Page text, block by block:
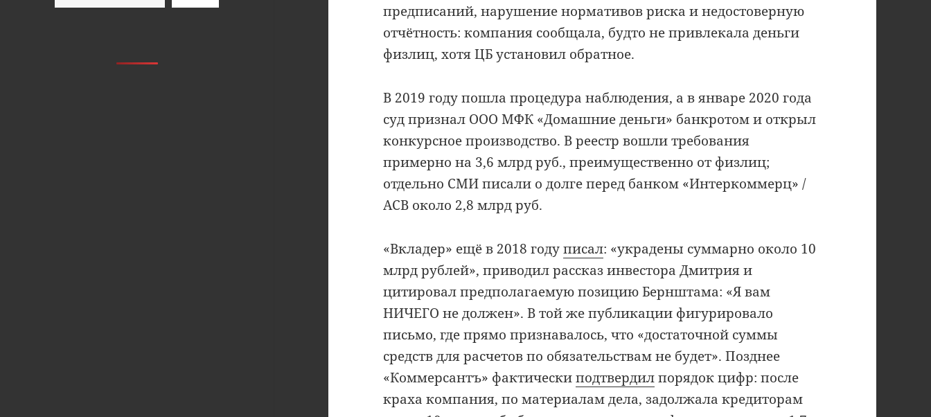
предписаний, нарушение нормативов риска и недостоверную
отчётность: компания сообщала, будто не привлекала деньги
физлиц, хотя ЦБ установил обратное.
В 2019 году пошла процедура наблюдения, а в январе 2020 года
суд признал ООО МФК «Домашние деньги» банкротом и открыл
конкурсное производство. В реестр вошли требования
примерно на 3,6 млрд руб., преимущественно от физлиц;
отдельно СМИ писали о долге перед банком «Интеркоммерц» /
АСВ около 2,8 млрд руб.
«Вкладер» ещё в 2018 годуписал: «украдены суммарно около 10
млрд рублей», приводил рассказ инвестора Дмитрия и
цитировал предполагаемую позицию Бернштама: «Я вам
НИЧЕГО не должен». В той же публикации фигурировало
письмо, где прямо признавалось, что «достаточной суммы
средств для расчетов по обязательствам не будет». Позднее
«Коммерсантъ» фактическиподтвердилпорядок цифр: после
краха компания, по материалам дела, задолжала кредиторам